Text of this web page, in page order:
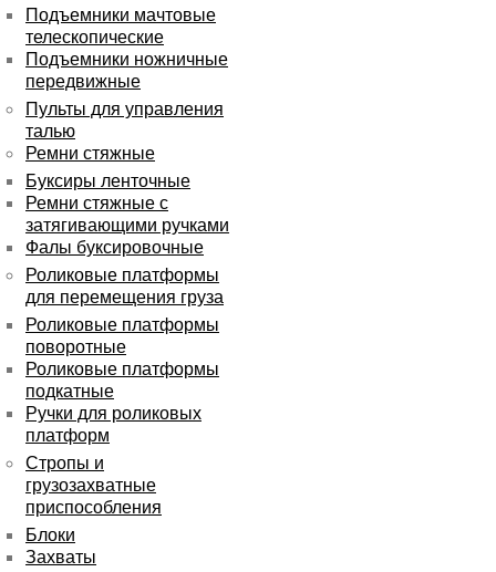
Подъемники мачтовые
телескопические
Подъемники ножничные
передвижные
Пульты для управления
талью
Ремни стяжные
Буксиры ленточные
Ремни стяжные с
затягивающими ручками
Фалы буксировочные
Роликовые платформы
для перемещения груза
Роликовые платформы
поворотные
Роликовые платформы
подкатные
Ручки для роликовых
платформ
Стропы и
грузозахватные
приспособления
Блоки
Захваты